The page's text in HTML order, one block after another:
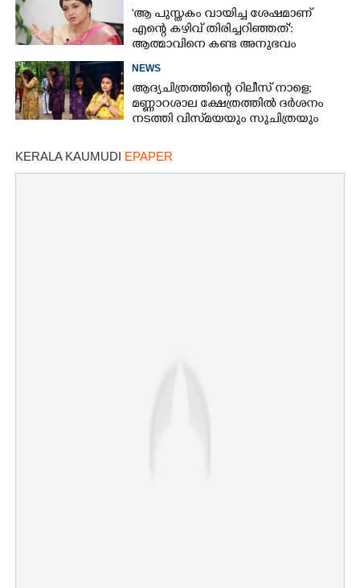
'ആ പുസ്തകം വായിച്ച ശേഷമാണ്
എന്റെ കഴിവ് തിരിച്ചറിഞ്ഞത്':
ആത്മാവിനെ കണ്ട അനുഭവം
പങ്കുവച്ച് ലെന
NEWS
ആദ്യചിത്രത്തിന്റെ റിലീസ് നാളെ;
മണ്ണാറശാല ക്ഷേത്രത്തിൽ ദർശനം
നടത്തി വിസ്‌മയയും സുചിത്രയും
KERALA KAUMUDI EPAPER